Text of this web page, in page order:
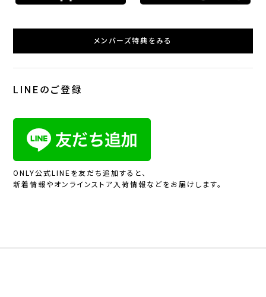
メンバーズ特典をみる
LINEのご登録
ONLY公式LINEを友だち追加すると、
新着情報やオンラインストア入荷情報などをお届けします。